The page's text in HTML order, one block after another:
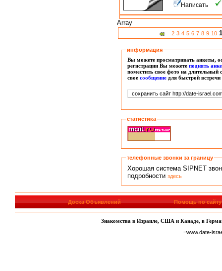
Написать
Array
2 3 4 5 6 7 8 9 10
информация
Вы можете просматривать анкеты,
регистрации Вы можетеподнять
поместить свое фото на длительный
своесообщение для быстрой
статистика
телефонные звонки за границу
Хорошая система SIPNET
подробностиздесь
Доска Объявлений Помощь по сайту
Знакомства в Израиле, США и Канаде, в
=www.date-